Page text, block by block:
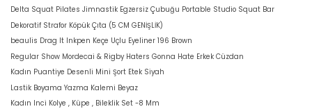
Delta Squat Pilates Jimnastik Egzersiz Çubuğu Portable Studio Squat Bar
Dekoratif Strafor Köpük Çıta (5 CM GENİŞLİK)
beaulis Drag It Inkpen Keçe Uçlu Eyeliner 196 Brown
Regular Show Mordecai & Rigby Haters Gonna Hate Erkek Cüzdan
Kadın Puantiye Desenli Mini Şort Etek Siyah
Lastik Boyama Yazma Kalemi Beyaz
Kadın Inci Kolye , Küpe , Bileklik Set -8 Mm